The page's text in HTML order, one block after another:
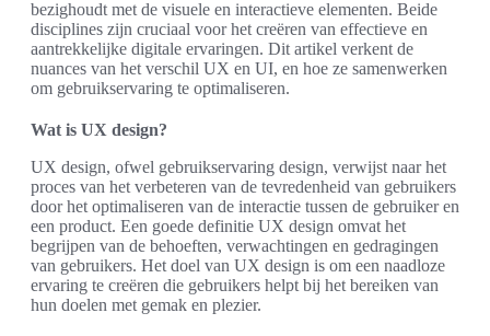
bezighoudt met de visuele en interactieve elementen. Beide
disciplines zijn cruciaal voor het creëren van effectieve en
aantrekkelijke digitale ervaringen. Dit artikel verkent de
nuances van het verschil UX en UI, en hoe ze samenwerken
om gebruikservaring te optimaliseren.
Wat is UX design?
UX design, ofwel gebruikservaring design, verwijst naar het
proces van het verbeteren van de tevredenheid van gebruikers
door het optimaliseren van de interactie tussen de gebruiker en
een product. Een goede definitie UX design omvat het
begrijpen van de behoeften, verwachtingen en gedragingen
van gebruikers. Het doel van UX design is om een naadloze
ervaring te creëren die gebruikers helpt bij het bereiken van
hun doelen met gemak en plezier.